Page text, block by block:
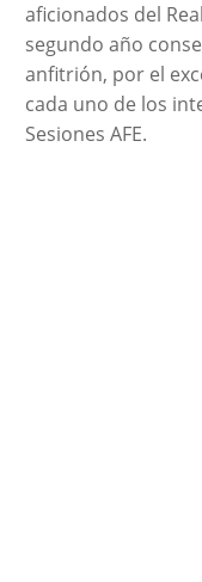
aficionados del
segundo año
anfitrión, por el
cada uno de los
Sesiones AFE.